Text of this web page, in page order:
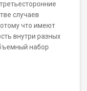
случаев
что имеют
внутри разных
набор